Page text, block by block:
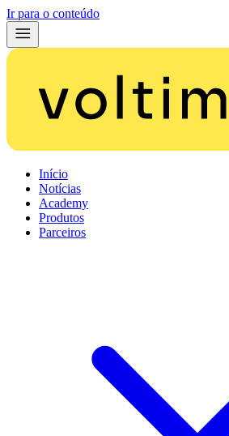
Ir para o conteúdo
Início
Notícias
Academy
Produtos
Parceiros